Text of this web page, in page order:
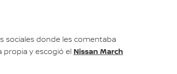
sociales donde les comentaba
propia y escogió el Nissan March